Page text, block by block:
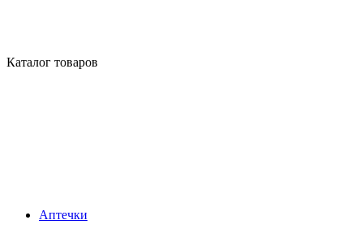
Каталог товаров
Аптечки